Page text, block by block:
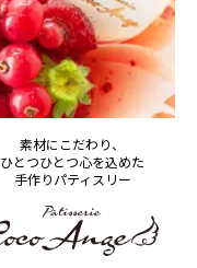
素材にこだわり、
ひとつひとつ心を込めた
手作りパティスリー